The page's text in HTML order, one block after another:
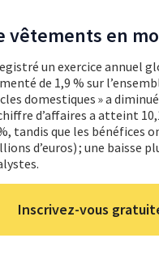
vêtements en
un exercice annuel
de 1,9 % sur
domestiques » a
d’affaires a atteint
tandis que les bénéfices
d’euros) ; une baisse
Inscrivez-vous